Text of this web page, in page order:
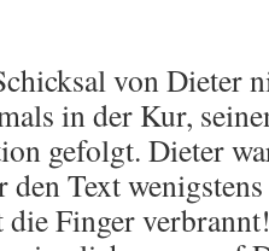
von Dieter
in der Kur,
gefolgt. Dieter
den Text
Finger